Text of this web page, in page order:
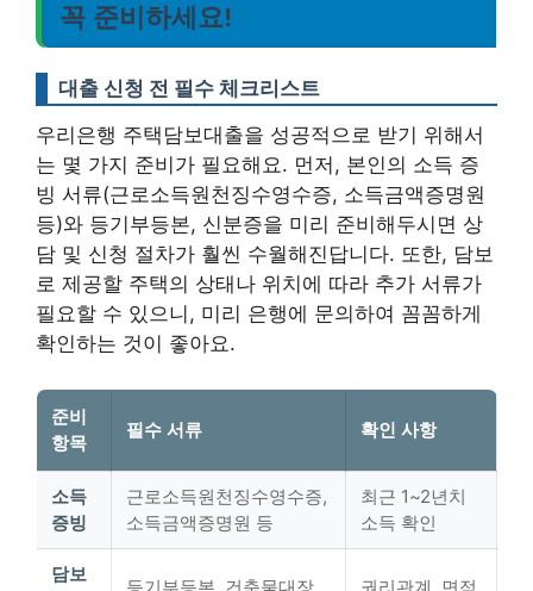
꼭 준비하세요!
대출 신청 전 필수 체크리스트
우리은행 주택담보대출을 성공적으로 받기 위해서
는 몇 가지 준비가 필요해요. 먼저, 본인의 소득 증
빙 서류(근로소득원천징수영수증, 소득금액증명원
등)와 등기부등본, 신분증을 미리 준비해두시면 상
담 및 신청 절차가 훨씬 수월해진답니다. 또한, 담보
로 제공할 주택의 상태나 위치에 따라 추가 서류가
필요할 수 있으니, 미리 은행에 문의하여 꼼꼼하게
확인하는 것이 좋아요.
준비
항목
필수 서류 확인 사항
소득
증빙
근로소득원천징수영수증,
소득금액증명원 등
최근 1~2년치
소득 확인
담보